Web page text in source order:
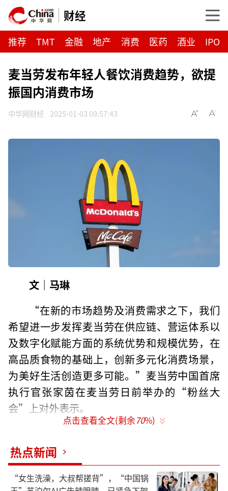
财经
推荐 TMT 金融 地产 消费 医药 酒业 IPO
麦当劳发布年轻人餐饮消费趋势，欲提
振国内消费市场
中华网财经 2025-01-03 09:57:43
文｜马琳
“在新的市场趋势及消费需求之下，我们
希望进一步发挥麦当劳在供应链、营运体系以
及数字化赋能方面的系统优势和规模优势，在
高品质食物的基础上，创新多元化消费场景，
为美好生活创造更多可能。”麦当劳中国首席
执行官张家茵在麦当劳日前举办的“粉丝大
会”上对外表示。
5年来临之际该公司梳理了“随心配”等长期深
受顾客喜爱的超值产品，整合成‘麦’超所值
的四大超值项目，以简单的机制及方式，为消
点击查看全文(剩余70%)
热点新闻
“女生洗澡，大叔帮搓背”，“中国锅